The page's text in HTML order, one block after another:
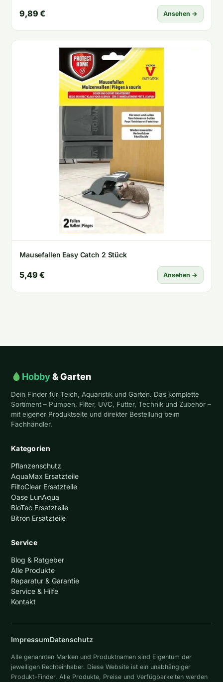
9,89 € Ansehen →
Mausefallen Easy Catch 2 Stück
5,49 € Ansehen →
Hobby& Garten
Dein Finder für Teich, Aquaristik und Garten. Das komplette
Sortiment – Pumpen, Filter, UVC, Futter, Technik und Zubehör –
mit eigener Produktseite und direkter Bestellung beim
Fachhändler.
Kategorien
Pflanzenschutz
AquaMax Ersatzteile
FiltoClear Ersatzteile
Oase LunAqua
BioTec Ersatzteile
Bitron Ersatzteile
Service
Blog & Ratgeber
Alle Produkte
Reparatur & Garantie
Service & Hilfe
Kontakt
ImpressumDatenschutz
Alle genannten Marken und Produktnamen sind Eigentum der
jeweiligen Rechteinhaber. Diese Website ist ein unabhängiger
Produkt-Finder. Alle Produkte, Preise und Verfügbarkeiten werden